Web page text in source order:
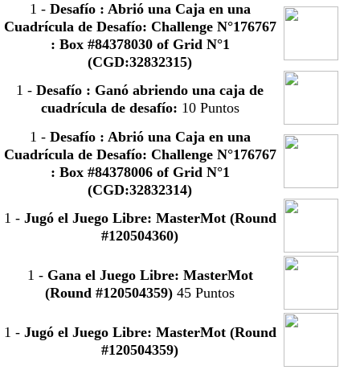
1 - Desafío : Abrió una Caja en una
Cuadrícula de Desafío: Challenge N°176767
: Box #84378030 of Grid N°1
(CGD:32832315)
1 -Desafío : Ganó abriendo una caja de
cuadrícula de desafío: 10 Puntos
1 - Desafío : Abrió una Caja en una
Cuadrícula de Desafío: Challenge N°176767
: Box #84378006 of Grid N°1
(CGD:32832314)
1 - Jugó el Juego Libre: MasterMot (Round
#120504360)
1 - Gana el Juego Libre: MasterMot
(Round #120504359) 45 Puntos
1 - Jugó el Juego Libre: MasterMot (Round
#120504359)